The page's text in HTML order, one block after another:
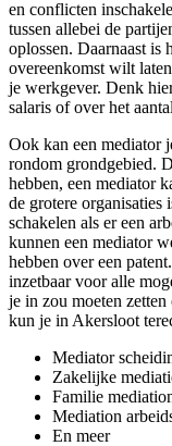
en conflicten
tussen allebei de
oplossen. Daarnaast is
overeenkomst wilt
je werkgever. Denk
salaris of over het
Ook kan een mediator
rondom grondgebied.
hebben, een mediator
de grotere organisaties
schakelen als er een
kunnen een mediator
hebben over een
inzetbaar voor alle
je in zou moeten
kun je in Akersloot
Mediator
Zakelijke
Familie
Mediation
En meer